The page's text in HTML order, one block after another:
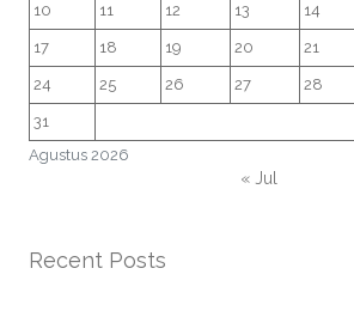
Agustus 2026
10 11 12 13 14
17 18 19 20 21
24 25 26 27 28
31
« Jul
Recent Posts